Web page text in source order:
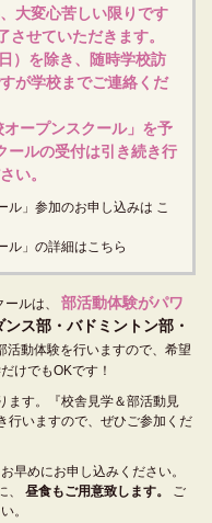
大変心苦しい限りです
せていただきます。
）を除き、随時学校訪
が学校までご連絡くだ
ープンスクール」を予
ールの受付は引き続き行
い。
ル」参加のお申し込みは こ
ル」の詳細はこちら
ルは、
部活動体験がパワ
ス部・バドミントン部・
活動体験を行いますので、希望
けでもOKです！
ます。『校舎見学＆部活動見
いますので、ぜひご参加くだ
早めにお申し込みください。
昼食もご用意致します。
ご
。